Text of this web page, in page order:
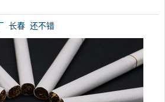
长春 还不错